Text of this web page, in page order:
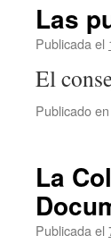
Las
Publicada el
El
Publicado en
La
Publicada el